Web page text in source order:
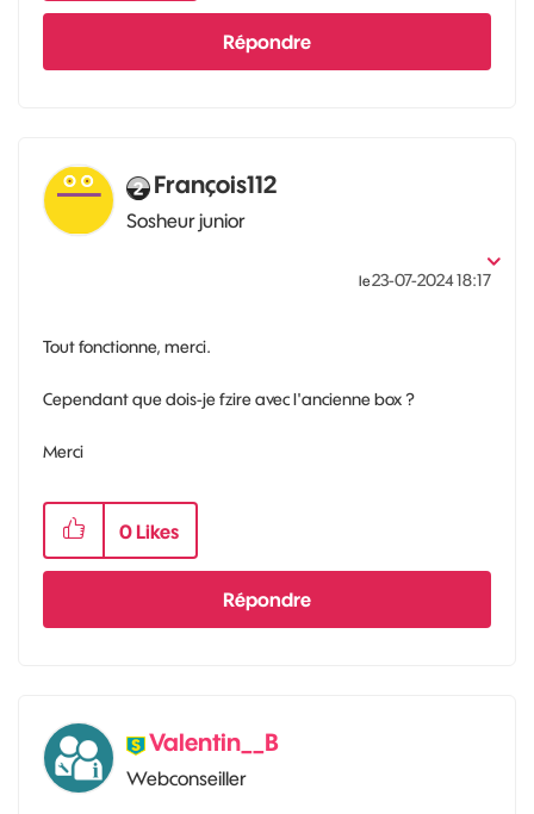
Répondre
François112
Sosheur junior
le‎23-07-202418:17
Tout fonctionne, merci.
Cependant que dois-je fzire avec l'ancienne box ?
Merci
0 Likes
Répondre
Valentin__B
Webconseiller